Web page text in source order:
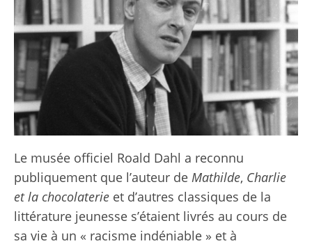
Le musée officiel Roald Dahl a reconnu
publiquement que l’auteur de Mathilde, Charlie
et la chocolaterie et d’autres classiques de la
littérature jeunesse s’étaient livrés au cours de
sa vie à un « racisme indéniable » et à